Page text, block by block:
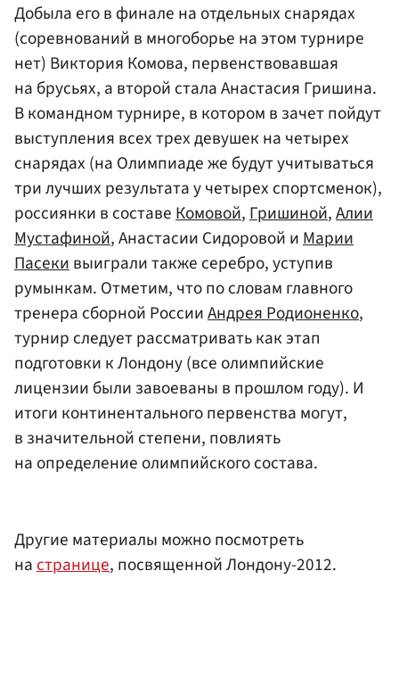
Добыла его в финале на отдельных снарядах
(соревнований в многоборье на этом турнире
нет) Виктория Комова, первенствовавшая
на брусьях, а второй стала Анастасия Гришина.
В командном турнире, в котором в зачет пойдут
выступления всех трех девушек на четырех
снарядах (на Олимпиаде же будут учитываться
три лучших результата у четырех спортсменок),
россиянки в составеКомовой,Гришиной,Алии
Мустафиной, Анастасии Сидоровой иМарии
Пасекивыиграли также серебро, уступив
румынкам. Отметим, что по словам главного
тренера сборной РоссииАндрея Родионенко,
турнир следует рассматривать как этап
подготовки к Лондону (все олимпийские
лицензии были завоеваны в прошлом году). И
итоги континентального первенства могут,
в значительной степени, повлиять
на определение олимпийского состава.
Другие материалы можно посмотреть
на странице, посвященной Лондону-2012.